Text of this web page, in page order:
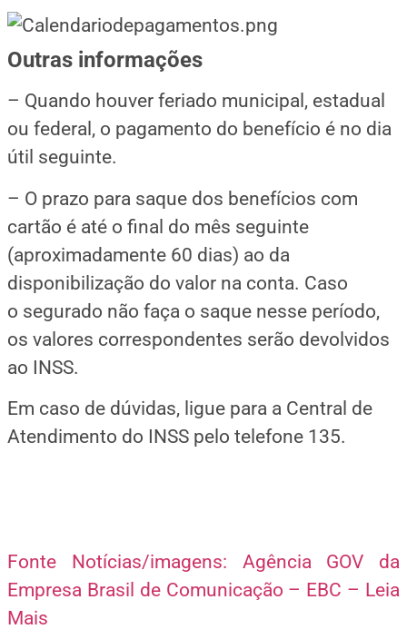
Outras informações
– Quando houver feriado municipal, estadual
ou federal, o pagamento do benefício é no dia
útil seguinte.
– O prazo para saque dos benefícios com
cartão é até o final do mês seguinte
(aproximadamente 60 dias) ao da
disponibilização do valor na conta. Caso
o segurado não faça o saque nesse período,
os valores correspondentes serão devolvidos
ao INSS.
Em caso de dúvidas, ligue para a Central de
Atendimento do INSS pelo telefone 135.
Fonte Notícias/imagens: Agência GOV da
Empresa Brasil de Comunicação – EBC – Leia
Mais